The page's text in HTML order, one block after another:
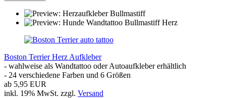
Boston Terrier Herz Aufkleber
- wahlweise als Wandtattoo oder Autoaufkleber erhältlich
- 24 verschiedene Farben und 6 Größen
ab 5,95 EUR
inkl. 19% MwSt. zzgl. Versand